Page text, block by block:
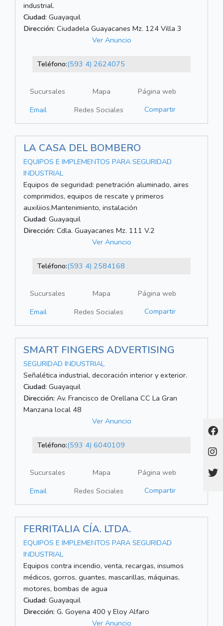
industrial.
Ciudad: Guayaquil
Dirección: Ciudadela Guayacanes Mz. 124 Villa 3
Ver Anuncio
Teléfono:(593 4) 2624075
Sucursales Mapa
Página web
Email
Redes Sociales Compartir
LA CASA DEL BOMBERO
EQUIPOS E IMPLEMENTOS PARA SEGURIDAD
INDUSTRIAL
Equipos de seguridad: penetración aluminado, aires
comprimidos, equipos de rescate y primeros
auxiliios.Mantenimiento, instalación
Ciudad: Guayaquil
Dirección: Cdla. Guayacanes Mz. 111 V.2
Ver Anuncio
Teléfono:(593 4) 2584168
Sucursales Mapa
Página web
Email
Redes Sociales Compartir
SMART FINGERS ADVERTISING
SEGURIDAD INDUSTRIAL
Señalética industrial, decoración interior y exterior.
Ciudad: Guayaquil
Dirección: Av. Francisco de Orellana CC La Gran
Manzana local 48
Ver Anuncio
Teléfono:(593 4) 6040109
Sucursales Mapa
Página web
Email
Redes Sociales Compartir
FERRITALIA CÍA. LTDA.
EQUIPOS E IMPLEMENTOS PARA SEGURIDAD
INDUSTRIAL
Equipos contra incendio, venta, recargas, insumos
médicos, gorros, guantes, mascarillas, máquinas,
motores, bombas de agua
Ciudad: Guayaquil
Dirección: G. Goyena 400 y Eloy Alfaro
Ver Anuncio